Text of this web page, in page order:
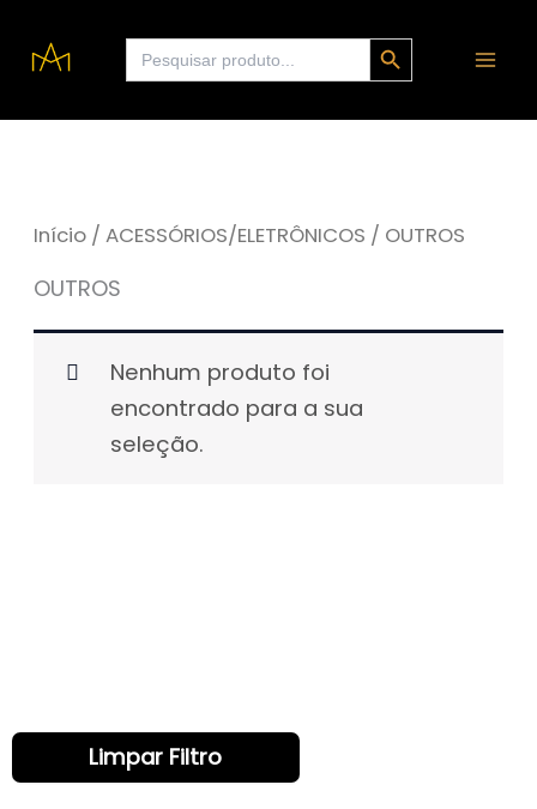
para
conteúdo
Search
for:
Search Button
Limpar Filtro
Início /ACESSÓRIOS/ELETRÔNICOS / OUTROS
OUTROS
Nenhum produto foi
encontrado para a sua
seleção.